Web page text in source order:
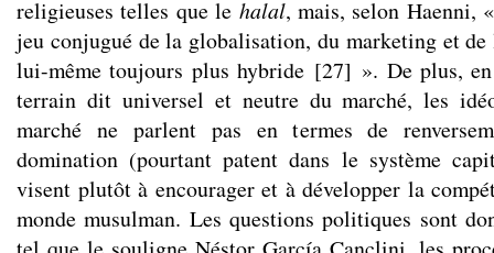
religieuses telles que le halal, mais, selon Haenni,
jeu conjugué de la globalisation, du marketing et
lui-même toujours plus hybride[27] ». De plus,
terrain dit universel et neutre du marché, les
marché ne parlent pas en termes de
domination (pourtant patent dans le système
visent plutôt à encourager et à développer la
monde musulman. Les questions politiques sont